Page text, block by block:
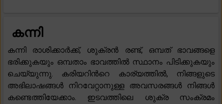
കന്നി
കന്നി രാശിക്കാർക്ക്, ശുക്രൻ രണ്ട്, ഒമ്പത് ഭാവങ്ങളെ
ഭരിക്കുകയും ഒമ്പതാം ഭാവത്തിൽ സ്ഥാനം പിടിക്കുകയും
ചെയ്യുന്നു. കരിയറിൻറെ കാര്യത്തിൽ, നിങ്ങളുടെ
അഭിലാഷങ്ങൾ നിറവേറ്റാനുള്ള അവസരങ്ങൾ നിങ്ങൾ
കണ്ടെത്തിയേക്കാം. ഇടവത്തിലെ ശുക്ര സംക്രമം